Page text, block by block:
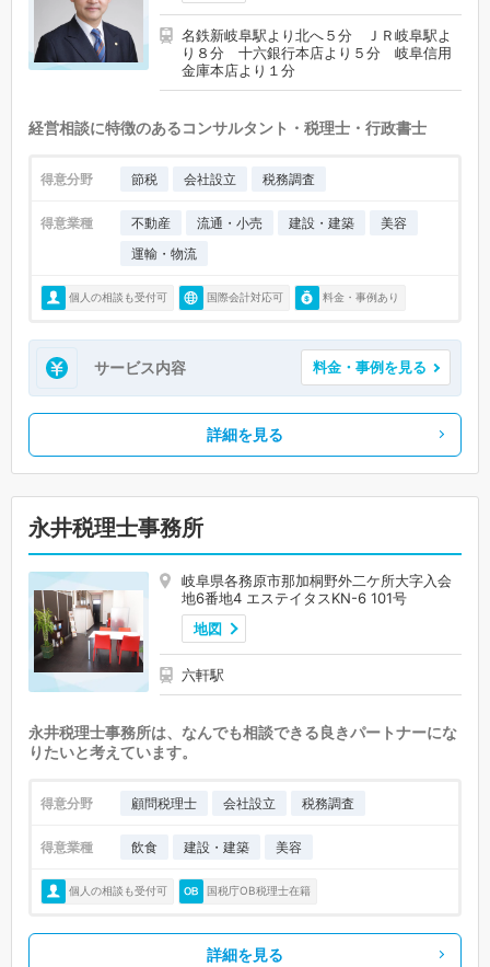
名鉄新岐阜駅より北へ５分 ＪＲ岐阜駅よ
り８分 十六銀行本店より５分 岐阜信用
金庫本店より１分
経営相談に特徴のあるコンサルタント・税理士・行政書士
得意分野 節税 会社設立 税務調査
得意業種 不動産 流通・小売 建設・建築
美容
運輸・物流
個人の相談も受付可 国際会計対応可 料金・事例あり
サービス内容 料金・事例を見る
詳細を見る
永井税理士事務所
岐阜県各務原市那加桐野外二ケ所大字入会
地6番地4 エステイタスKN-6 101号
地図
六軒駅
永井税理士事務所は、なんでも相談できる良きパートナーにな
りたいと考えています。
得意分野 顧問税理士 会社設立 税務調査
得意業種 飲食 建設・建築 美容
個人の相談も受付可 国税庁OB税理士在籍
詳細を見る